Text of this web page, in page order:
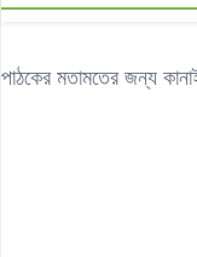
পাঠকের মতামতের জন্য